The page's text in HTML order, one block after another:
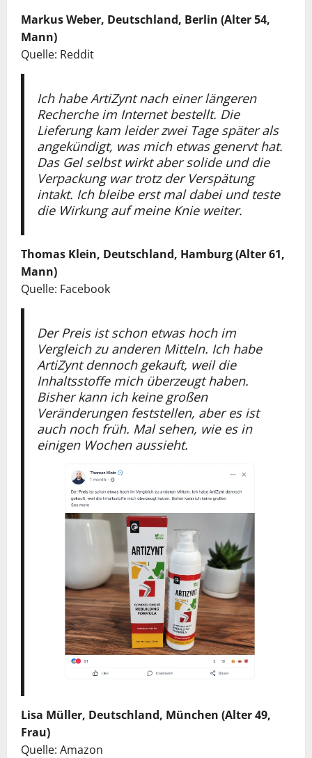
Markus Weber, Deutschland, Berlin (Alter 54,
Mann)
Quelle: Reddit
Ich habe ArtiZynt nach einer längeren
Recherche im Internet bestellt. Die
Lieferung kam leider zwei Tage später als
angekündigt, was mich etwas genervt hat.
Das Gel selbst wirkt aber solide und die
Verpackung war trotz der Verspätung
intakt. Ich bleibe erst mal dabei und teste
die Wirkung auf meine Knie weiter.
Thomas Klein, Deutschland, Hamburg (Alter 61,
Mann)
Quelle: Facebook
Der Preis ist schon etwas hoch im
Vergleich zu anderen Mitteln. Ich habe
ArtiZynt dennoch gekauft, weil die
Inhaltsstoffe mich überzeugt haben.
Bisher kann ich keine großen
Veränderungen feststellen, aber es ist
auch noch früh. Mal sehen, wie es in
einigen Wochen aussieht.
Lisa Müller, Deutschland, München (Alter 49,
Frau)
Quelle: Amazon